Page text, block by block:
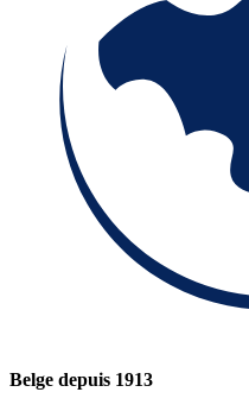
Belge depuis 1913